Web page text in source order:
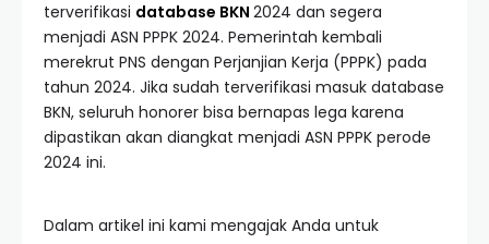
terverifikasi database BKN 2024 dan segera
menjadi ASN PPPK 2024. Pemerintah kembali
merekrut PNS dengan Perjanjian Kerja (PPPK) pada
tahun 2024. Jika sudah terverifikasi masuk database
BKN, seluruh honorer bisa bernapas lega karena
dipastikan akan diangkat menjadi ASN PPPK perode
2024 ini.
Dalam artikel ini kami mengajak Anda untuk